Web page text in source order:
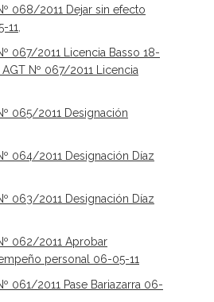
068/2011 Dejar sin efecto
11
067/2011 Licencia Basso 18-
Nº 067/2011 Licencia
065/2011 Designación
064/2011 Designación Díaz
063/2011 Designación Díaz
062/2011 Aprobar
personal 06-05-11
061/2011 Pase Bariazarra 06-